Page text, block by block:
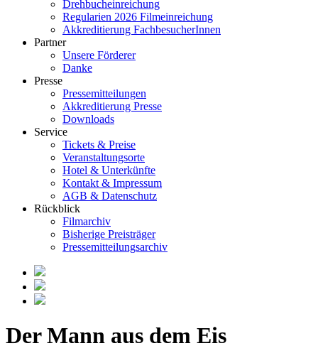
Drehbucheinreichung
Regularien 2026 Filmeinreichung
Akkreditierung FachbesucherInnen
Partner
Unsere Förderer
Danke
Presse
Pressemitteilungen
Akkreditierung Presse
Downloads
Service
Tickets & Preise
Veranstaltungsorte
Hotel & Unterkünfte
Kontakt & Impressum
AGB & Datenschutz
Rückblick
Filmarchiv
Bisherige Preisträger
Pressemitteilungsarchiv
Der Mann aus dem Eis